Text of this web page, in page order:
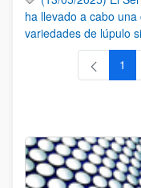
ha llevado a cabo
variedades de lúpulo
1